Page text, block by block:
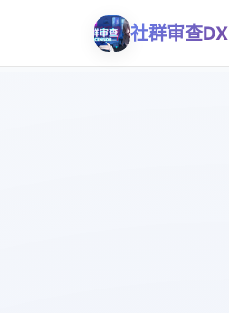
社群审查DX